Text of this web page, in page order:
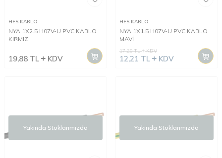
HES KABLO
NYA 1X2.5 H07V-U PVC KABLO
KIRMIZI
19,88 TL KDV
HES KABLO
NYA 1X1.5 H07V-U PVC KABLO
MAVİ
17,20TL KDV
12,21 TL KDV
Yakında Stoklarımızda Yakında Stoklarımızda